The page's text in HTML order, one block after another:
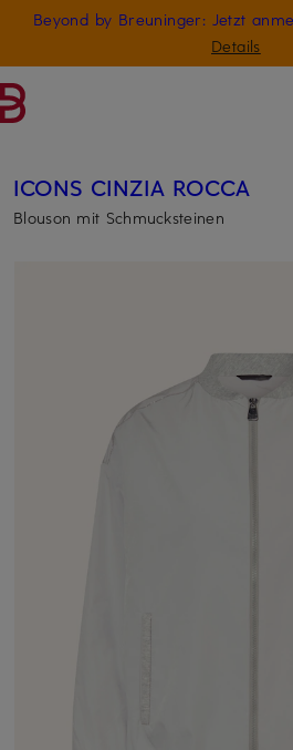
ZUM HAUPTINHALT ÜBERSPRINGEN
Beyond by Breuninger: Jetzt
Details
Nur in der App: -10 € auf digitale
GESCHENK20
ICONS CINZIA ROCCA
Blouson mit Schmucksteinen